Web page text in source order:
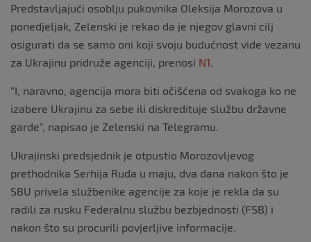
Predstavljajući osoblju pukovnika Oleksija Morozova u
ponedjeljak, Zelenski je rekao da je njegov glavni cilj
osigurati da se samo oni koji svoju budućnost vide vezanu
za Ukrajinu pridruže agenciji, prenosi N1
“I, naravno, agencija mora biti očišćena od svakoga ko ne
izabere Ukrajinu za sebe ili diskredituje službu državne
garde”, napisao je Zelenski na Telegramu.
Ukrajinski predsjednik je otpustio Morozovljevog
prethodnika Serhija Ruda u maju, dva dana nakon što je
SBU privela službenike agencije za koje je rekla da su
radili za rusku Federalnu službu bezbjednosti (FSB) i
nakon što su procurili povjerljive informacije.